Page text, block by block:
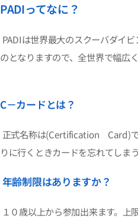
PADIってなに？
PADIは世界最大のスクーバダイ
のとなりますので、全世界で幅広く
C－カードとは？
正式名称は(Certification Card)で
りに行くときカードを忘れてしま
年齢制限はありますか？
１０歳以上から参加出来ます。